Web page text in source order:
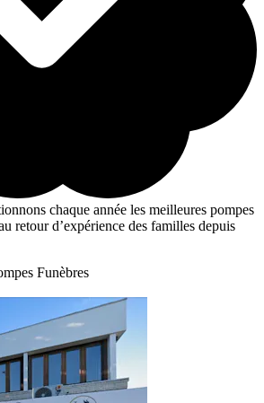
chaque année les meilleures pompes
retour d’expérience des familles depuis
Funèbres